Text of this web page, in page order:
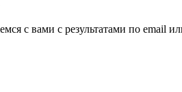
с вами с результатами по email